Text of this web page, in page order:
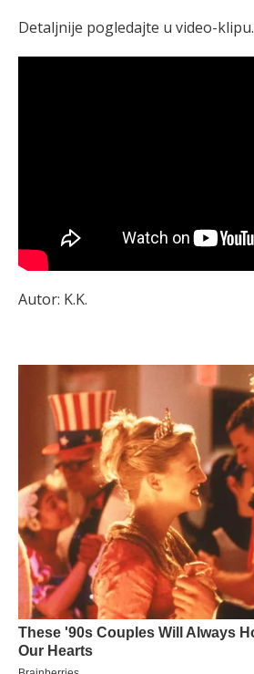
Detaljnije pogledajte u video-klipu.
Autor: K.K.